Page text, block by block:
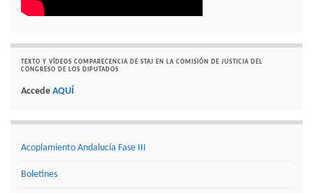
TEXTO Y VÍDEOS COMPARECENCIA DE STAJ EN LA COMISIÓN DE JUSTICIA DEL
CONGRESO DE LOS DIPUTADOS
Accede AQUÍ
Acoplamiento Andalucía Fase III
Boletines